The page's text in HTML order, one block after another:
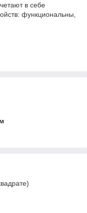
в себе
функциональны,